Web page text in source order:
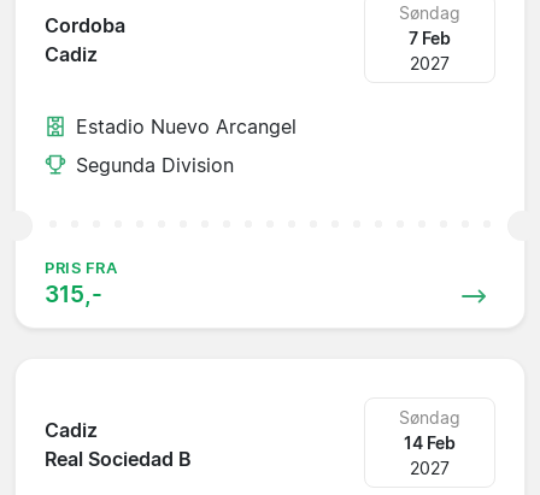
Cordoba
Cadiz
Søndag
7 Feb
2027
Estadio Nuevo Arcangel
Segunda Division
PRIS FRA
315,-
Cadiz
Real Sociedad B
Søndag
14 Feb
2027